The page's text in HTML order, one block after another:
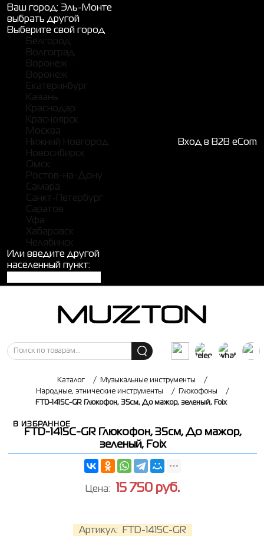
Ваш город: Эль-Монте
выбрать другой
Выберите свой город
Белгород
Волгоград
Воронеж
Воронеж
Екатеринбург
Казань
Краснодар
Красноярск
Москва
Нижний Новгород
Новосибирск
Омск
Ростов-на-Дону
Самара
Санкт-Петербург
Саратов
Уфа
Хабаровск
Челябинск
Или введите другой
населенный пункт:
Вход в B2B eCom
Каталог / Музыкальные инструменты
/
Народные, этнические инструменты
/ Глюкофоны
/
FTD-1415C-GR Глюкофон, 35см, До мажор, зеленый, Foix
В ИЗБРАННОЕ
FTD-1415C-GR Глюкофон, 35см, До мажор,
зеленый, Foix
Артикул: FTD-1415C-GR
Цена: 15 750 руб.